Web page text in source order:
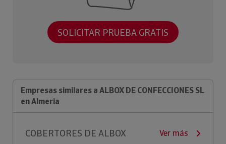
SOLICITAR PRUEBA GRATIS
Empresas similares a ALBOX DE CONFECCIONES SL
en Almeria
COBERTORES DE ALBOX Ver más